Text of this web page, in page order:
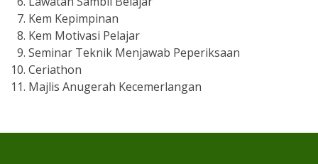
Kem Kepimpinan
Kem Motivasi Pelajar
Seminar Teknik Menjawab Peperiksaan
Ceriathon
Majlis Anugerah Kecemerlangan